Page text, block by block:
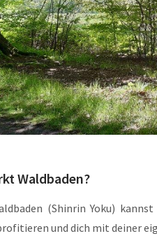
Waldbaden?
(Shinrin Yoku)
und dich mit deiner